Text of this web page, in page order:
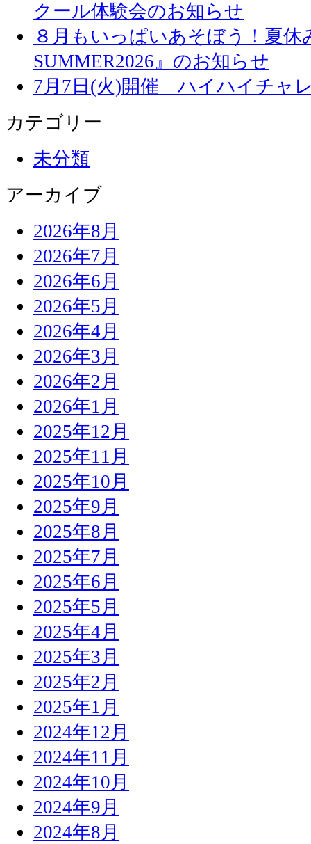
クール体験会のお知らせ
８月もいっぱいあそぼう！夏
SUMMER2026』のお知らせ
7月7日(火)開催 ハイハイチャ
カテゴリー
未分類
アーカイブ
2026年8月
2026年7月
2026年6月
2026年5月
2026年4月
2026年3月
2026年2月
2026年1月
2025年12月
2025年11月
2025年10月
2025年9月
2025年8月
2025年7月
2025年6月
2025年5月
2025年4月
2025年3月
2025年2月
2025年1月
2024年12月
2024年11月
2024年10月
2024年9月
2024年8月